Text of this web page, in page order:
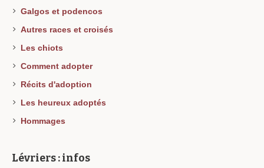
Galgos et podencos
Autres races et croisés
Les chiots
Comment adopter
Récits d'adoption
Les heureux adoptés
Hommages
Lévriers : infos